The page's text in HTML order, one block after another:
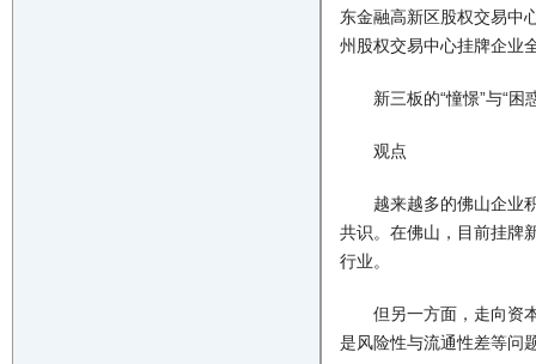
东金融高新区股权交易中
州股权交易中心挂牌企业
新三板的“憧憬”与“困
观点
越来越多的佛山企业积
共识。在佛山，目前挂牌
行业。
但另一方面，走向资本
是风险性与流通性差等问